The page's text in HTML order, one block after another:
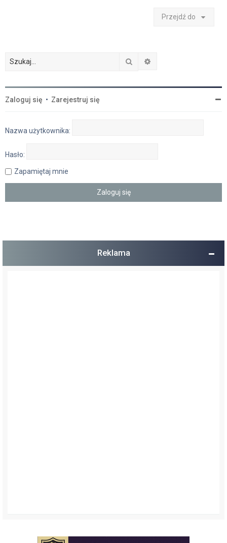
Przejdź do
Szukaj
Zaloguj się • Zarejestruj się
Nazwa użytkownika:
Hasło:
Zapamiętaj mnie
Reklama